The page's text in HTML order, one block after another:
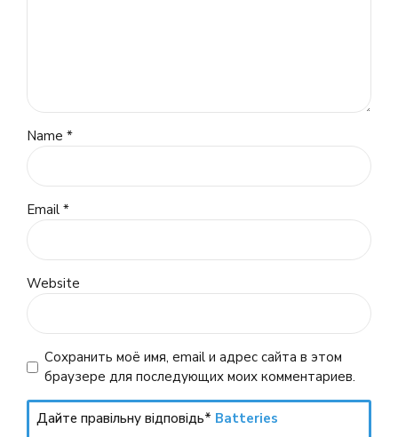
Name *
Email *
Website
Сохранить моё имя, email и адрес сайта в этом
браузере для последующих моих комментариев.
Дайте правільну відповідь* Batteries